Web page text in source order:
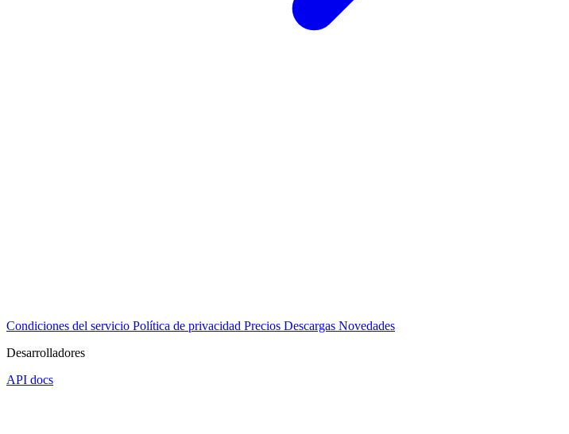
Condiciones del servicio Política de privacidad Precios Descargas Novedades
Desarrolladores
API docs